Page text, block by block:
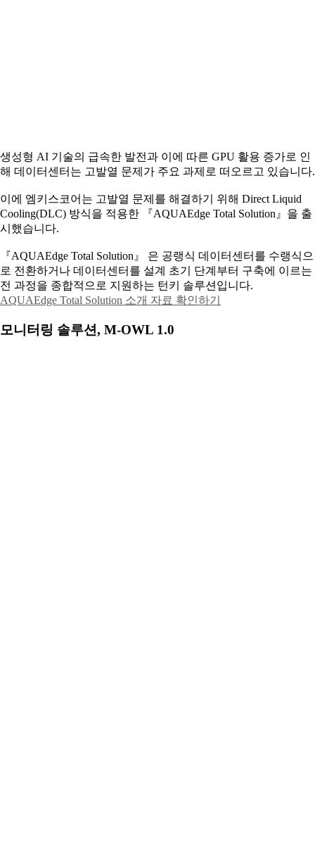
생성형 AI 기술의 급속한 발전과 이에 따른 GPU 활용 증가로 인
해 데이터센터는 고발열 문제가 주요 과제로 떠오르고 있습니다.
이에 엠키스코어는 고발열 문제를 해결하기 위해 Direct Liquid
Cooling(DLC) 방식을 적용한 『AQUAEdge Total Solution』을 출
시했습니다.
『AQUAEdge Total Solution』 은 공랭식 데이터센터를 수랭식으
로 전환하거나 데이터센터를 설계 초기 단계부터 구축에 이르는
전 과정을 종합적으로 지원하는 턴키 솔루션입니다.
AQUAEdge Total Solution 소개 자료 확인하기
모니터링 솔루션, M-OWL 1.0